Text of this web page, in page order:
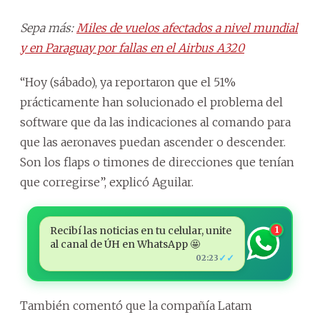
Sepa más: Miles de vuelos afectados a nivel mundial
y en Paraguay por fallas en el Airbus A320
“Hoy (sábado), ya reportaron que el 51%
prácticamente han solucionado el problema del
software que da las indicaciones al comando para
que las aeronaves puedan ascender o descender.
Son los flaps o timones de direcciones que tenían
que corregirse”, explicó Aguilar.
Recibí las noticias en tu celular, unite
al canal de ÚH en WhatsApp 🤩
02:23 ✓✓
1
También comentó que la compañía Latam